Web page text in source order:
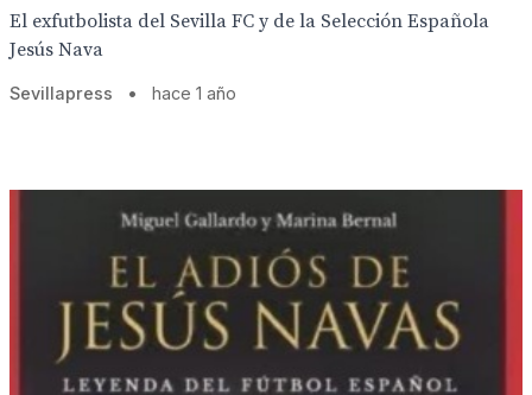
El exfutbolista del Sevilla FC y de la Selección Española
Jesús Nava
Sevillapress • hace 1 año